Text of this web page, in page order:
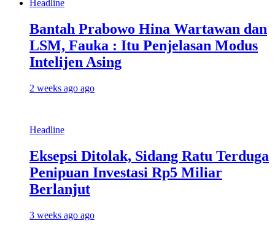
Headline
Bantah Prabowo Hina Wartawan dan
LSM, Fauka : Itu Penjelasan Modus
Intelijen Asing
2 weeks ago ago
Headline
Eksepsi Ditolak, Sidang Ratu Terduga
Penipuan Investasi Rp5 Miliar
Berlanjut
3 weeks ago ago